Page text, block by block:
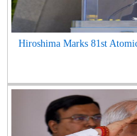
Hiroshima Marks 81st